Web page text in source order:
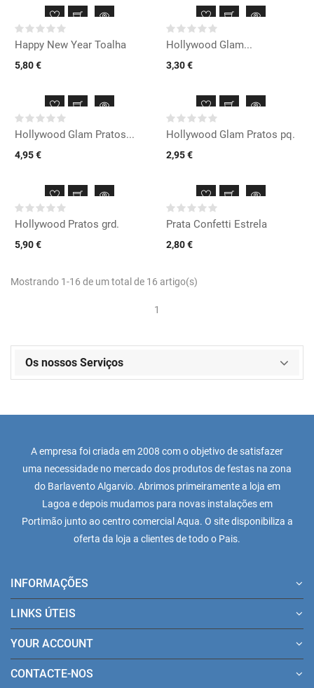
Happy New Year Toalha
5,80 €
Hollywood Glam...
3,30 €
Hollywood Glam Pratos...
4,95 €
Hollywood Glam Pratos pq.
2,95 €
Hollywood Pratos grd.
5,90 €
Prata Confetti Estrela
2,80 €
Mostrando 1-16 de um total de 16 artigo(s)
1
Os nossos Serviços
A empresa foi criada em 2008 com o objetivo de satisfazer
uma necessidade no mercado dos produtos de festas na zona
do Barlavento Algarvio. Abrimos primeiramente a loja em
Lagoa e depois mudamos para novas instalações em
Portimão junto ao centro comercial Aqua. O site disponibiliza a
oferta da loja a clientes de todo o Pais.
INFORMAÇÕES
LINKS ÚTEIS
YOUR ACCOUNT
CONTACTE-NOS